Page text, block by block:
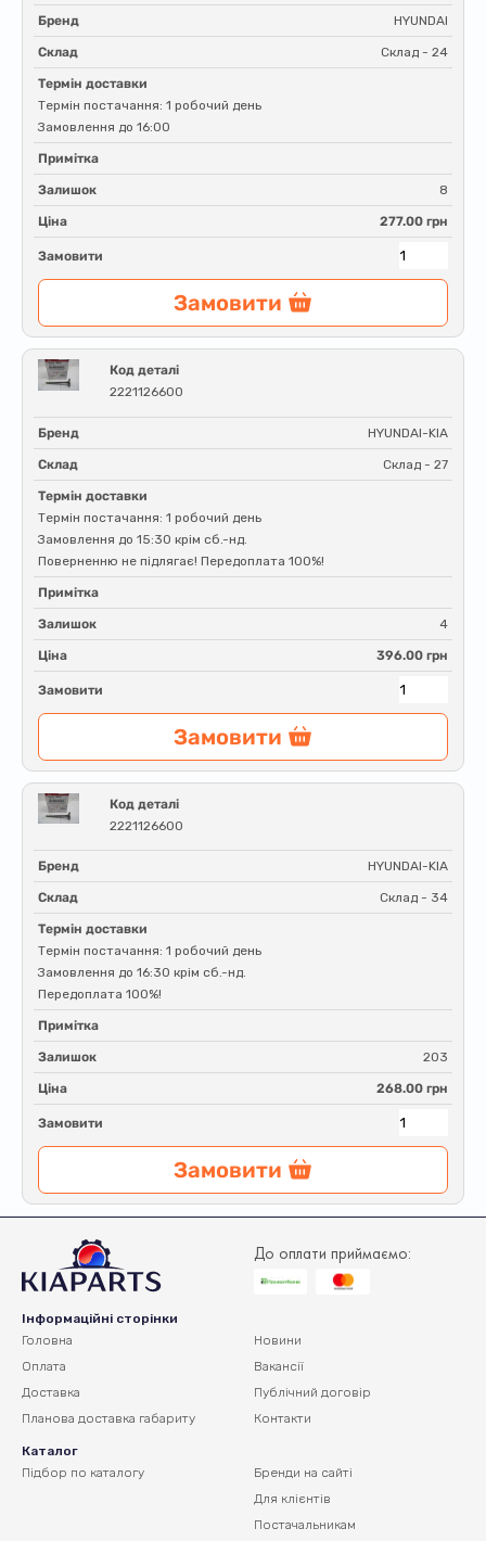
Бренд HYUNDAI
Склад Склад - 24
Термін доставки
Термін постачання: 1 робочий день
Замовлення до 16:00
Примітка
Залишок 8
Ціна 277.00 грн
Замовити
Замовити
Код деталі
2221126600
Бренд HYUNDAI-KIA
Склад Склад - 27
Термін доставки
Термін постачання: 1 робочий день
Замовлення до 15:30 крім сб.-нд.
Поверненню не підлягає! Передоплата 100%!
Примітка
Залишок 4
Ціна 396.00 грн
Замовити
Замовити
Код деталі
2221126600
Бренд HYUNDAI-KIA
Склад Склад - 34
Термін доставки
Термін постачання: 1 робочий день
Замовлення до 16:30 крім сб.-нд.
Передоплата 100%!
Примітка
Залишок 203
Ціна 268.00 грн
Замовити
Замовити
До оплати приймаємо:
Інформаційні сторінки
Головна
Оплата
Доставка
Планова доставка габариту
Новини
Вакансії
Публічний договір
Контакти
Каталог
Підбор по каталогу
Бренди на сайті
Для клієнтів
Постачальникам